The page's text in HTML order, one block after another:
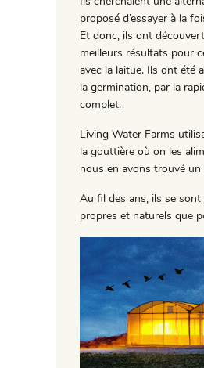
proposé d’essayer à la
Et donc, ils ont
meilleurs résultats pour
avec la laitue. Ils ont été
la germination, par la
complet.
Living Water Farms
la gouttière où on les
nous en avons trouvé
Au fil des ans, ils se
propres et naturels que